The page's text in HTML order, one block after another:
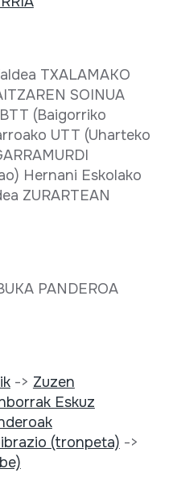
TXALAMAKO
SOINUA
(Baigorriko
UTT (Uharteko
Hernani Eskolako
ZURARTEAN
PANDEROA
-> Zuzen
Eskuz
(tronpeta) ->